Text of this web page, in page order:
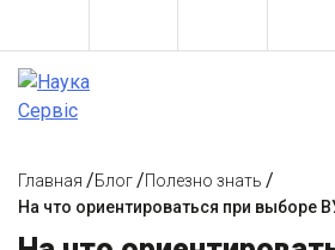
Главная /Блог/Полезно знать /
На что ориентироваться при выборе